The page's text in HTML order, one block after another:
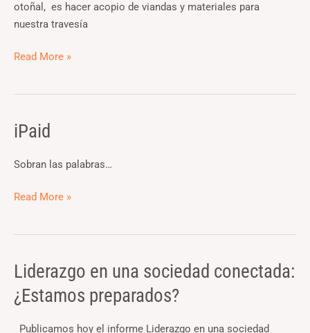
otoñal, es hacer acopio de viandas y materiales para
nuestra travesía
Read More »
iPaid
Sobran las palabras…
iPaid
Read More »
Liderazgo en una sociedad conectada:
¿Estamos preparados?
Publicamos hoy el informe Liderazgo en una sociedad
Liderazgo
una